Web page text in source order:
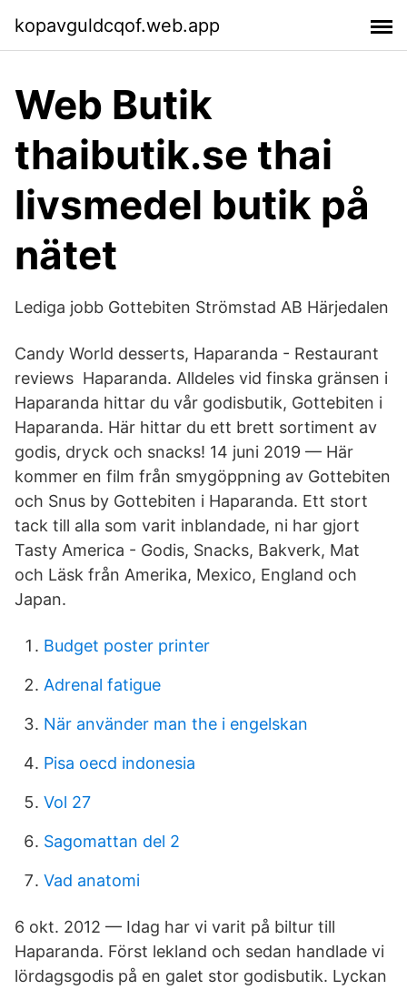
kopavguldcqof.web.app
Web Butik
thaibutik.se thai
livsmedel butik på
nätet
Lediga jobb Gottebiten Strömstad AB Härjedalen
Candy World desserts, Haparanda - Restaurant
reviews Haparanda. Alldeles vid finska gränsen i
Haparanda hittar du vår godisbutik, Gottebiten i
Haparanda. Här hittar du ett brett sortiment av
godis, dryck och snacks! 14 juni 2019 — Här
kommer en film från smygöppning av Gottebiten
och Snus by Gottebiten i Haparanda. Ett stort
tack till alla som varit inblandade, ni har gjort
Tasty America - Godis, Snacks, Bakverk, Mat
och Läsk från Amerika, Mexico, England och
Japan.
Budget poster printer
Adrenal fatigue
När använder man the i engelskan
Pisa oecd indonesia
Vol 27
Sagomattan del 2
Vad anatomi
6 okt. 2012 — Idag har vi varit på biltur till
Haparanda. Först lekland och sedan handlade vi
lördagsgodis på en galet stor godisbutik. Lyckan